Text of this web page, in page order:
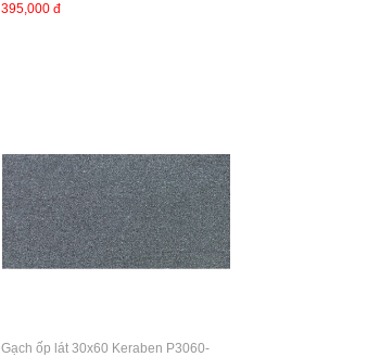
395,000 đ
Gạch ốp lát 30x60 Keraben P3060-